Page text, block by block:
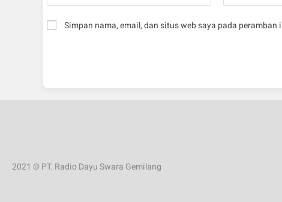
Simpan nama, email, dan situs web saya pada
2021 © PT. Radio Dayu Swara Gemilang